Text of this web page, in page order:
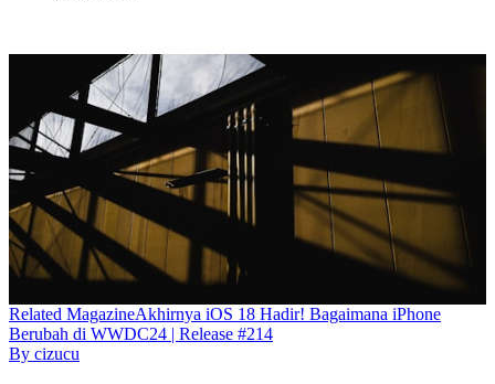
Related MagazineAkhirnya iOS 18 Hadir! Bagaimana iPhone
Berubah di WWDC24 | Release #214
By cizucu